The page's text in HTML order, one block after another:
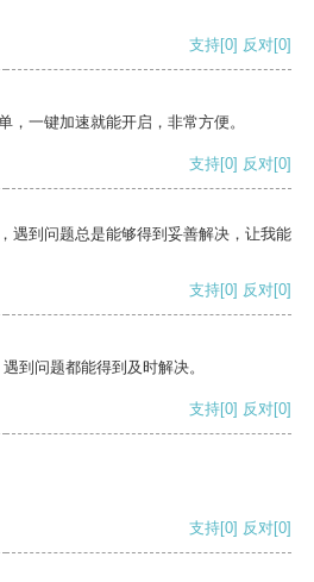
支持[0] 反对[0]
，一键加速就能开启，非常方便。
支持[0] 反对[0]
遇到问题总是能够得到妥善解决，让我能
支持[0] 反对[0]
到问题都能得到及时解决。
支持[0] 反对[0]
支持[0] 反对[0]